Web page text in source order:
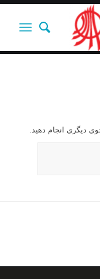
دیگری انجام دهید.